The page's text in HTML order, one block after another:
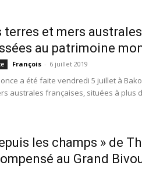
terres et mers
au patrimoine
François - 6 juillet 2019
a été faite vendredi 5 juillet à
australes françaises, situées à plus
les champs » de
au Grand